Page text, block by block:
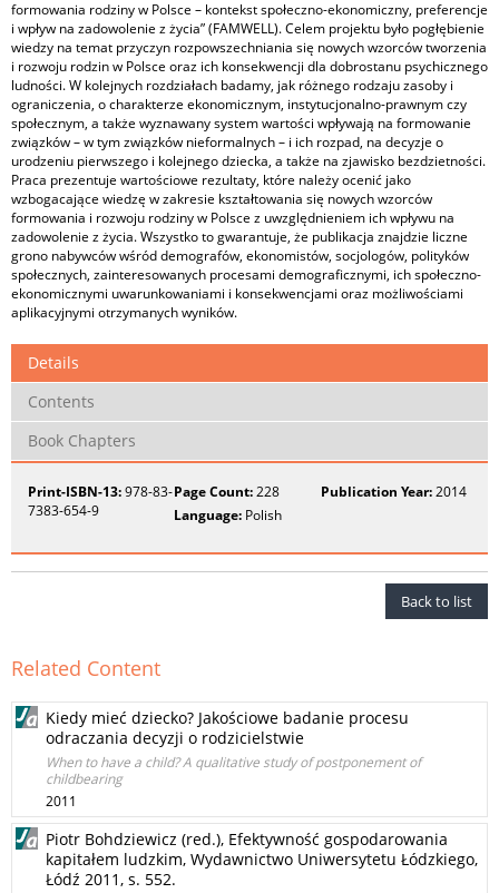
formowania rodziny w Polsce – kontekst społeczno-ekonomiczny, preferencje
i wpływ na zadowolenie z życia” (FAMWELL). Celem projektu było pogłębienie
wiedzy na temat przyczyn rozpowszechniania się nowych wzorców tworzenia
i rozwoju rodzin w Polsce oraz ich konsekwencji dla dobrostanu psychicznego
ludności. W kolejnych rozdziałach badamy, jak różnego rodzaju zasoby i
ograniczenia, o charakterze ekonomicznym, instytucjonalno-prawnym czy
społecznym, a także wyznawany system wartości wpływają na formowanie
związków – w tym związków nieformalnych – i ich rozpad, na decyzje o
urodzeniu pierwszego i kolejnego dziecka, a także na zjawisko bezdzietności.
Praca prezentuje wartościowe rezultaty, które należy ocenić jako
wzbogacające wiedzę w zakresie kształtowania się nowych wzorców
formowania i rozwoju rodziny w Polsce z uwzględnieniem ich wpływu na
zadowolenie z życia. Wszystko to gwarantuje, że publikacja znajdzie liczne
grono nabywców wśród demografów, ekonomistów, socjologów, polityków
społecznych, zainteresowanych procesami demograficznymi, ich społeczno-
ekonomicznymi uwarunkowaniami i konsekwencjami oraz możliwościami
aplikacyjnymi otrzymanych wyników.
Details
Contents
Book Chapters
Print-ISBN-13:978-83-
7383-654-9
Page Count:228 Publication Year:2014
Language: Polish
Back to list
Related Content
Kiedy mieć dziecko? Jakościowe badanie procesu
odraczania decyzji o rodzicielstwie
When to have a child? A qualitative study of postponement of
childbearing
2011
Piotr Bohdziewicz (red.), Efektywność gospodarowania
kapitałem ludzkim, Wydawnictwo Uniwersytetu Łódzkiego,
Łódź 2011, s. 552.